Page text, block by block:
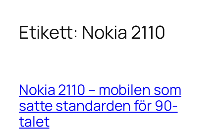
Etikett: Nokia 2110
Nokia 2110 – mobilen som
satte standarden för 90-
talet